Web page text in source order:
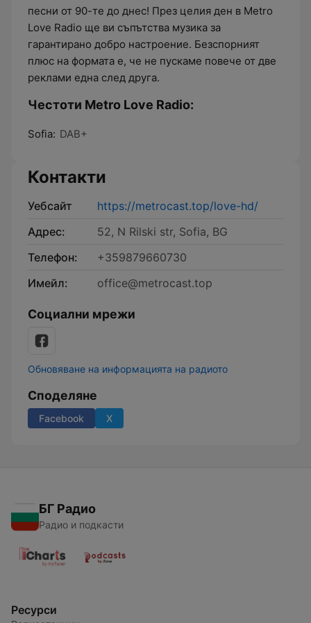
песни от 90-те до днес! През целия ден в Metro
Love Radio ще ви съпътства музика за
гарантирано добро настроение. Безспорният
плюс на формата е, че не пускаме повече от две
реклами една след друга.
Честоти Metro Love Radio:
Sofia: DAB+
Контакти
Уебсайт
https://metrocast.top/love-hd/
Адрес:
52, N Rilski str, Sofia, BG
Телефон:
+359879660730
Имейл:
office@metrocast.top
Социални мрежи
Обновяване на информацията на радиото
Споделяне
Facebook X
БГ Радио
Радио и подкасти
Ресурси